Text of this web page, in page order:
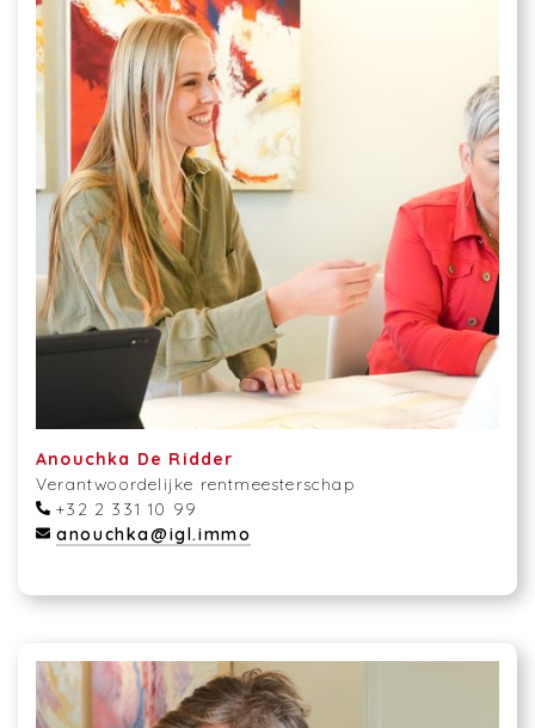
Anouchka De Ridder
Verantwoordelijke rentmeesterschap
+32 2 331 10 99
anouchka@igl.immo